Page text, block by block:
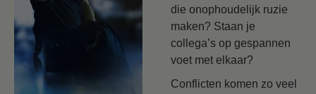
die onophoudelijk ruzie
maken? Staan je
collega’s op gespannen
voet met elkaar?
Conflicten komen zo veel